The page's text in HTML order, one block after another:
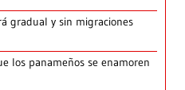
gradual y sin migraciones
los panameños se enamoren